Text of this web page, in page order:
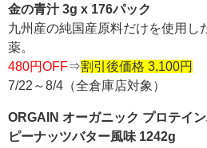
金の青汁 3g x 176パック
九州産の純国産原料だけを使用し
薬。
480円OFF⇒割引後価格 3,100円
7/22～8/4（全倉庫店対象）
ORGAIN オーガニック プロテイ
ピーナッツバター風味 1242g